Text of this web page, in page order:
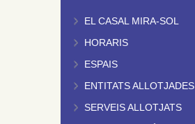
EL CASAL MIRA-SOL
HORARIS
ESPAIS
ENTITATS ALLOTJADES
SERVEIS ALLOTJATS